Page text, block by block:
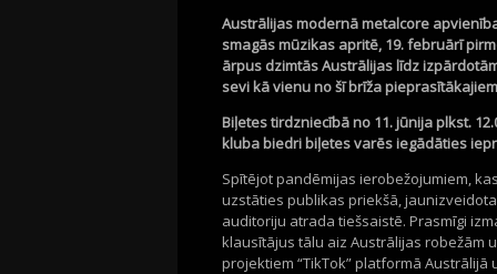
Austrālijas modernā metalcore
smagās mūzikas apritē, 19. februārī
ārpus dzimtās Austrālijas līdz
sevi kā vienu no šī brīža
Biļetes tirdzniecībā no 11. jūnija plkst.
kluba biedri biļetes varēs iegādāties
Spītējot pandēmijas ierobežojumiem,
uzstāties publikas priekšā,
auditoriju atrada tiešsaistē. Prasmīgi
klausītājus tālu aiz Austrālijas robežām
projektiem “TikTok” platformā Austrālijā